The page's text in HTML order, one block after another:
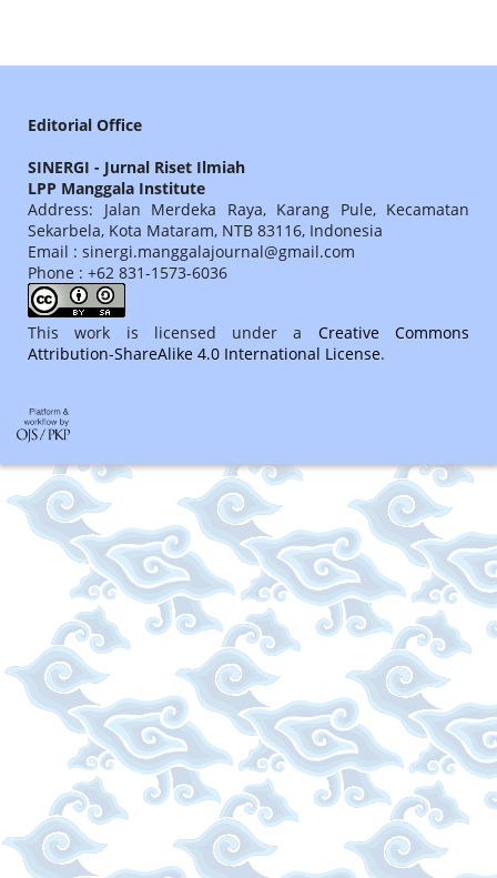
Editorial Office
SINERGI - Jurnal Riset Ilmiah
LPP Manggala Institute
Address: Jalan Merdeka Raya, Karang Pule, Kecamatan
Sekarbela, Kota Mataram, NTB 83116, Indonesia
Email : sinergi.manggalajournal@gmail.com
Phone : +62 831-1573-6036
This work is licensed under a Creative Commons
Attribution-ShareAlike 4.0 International License.